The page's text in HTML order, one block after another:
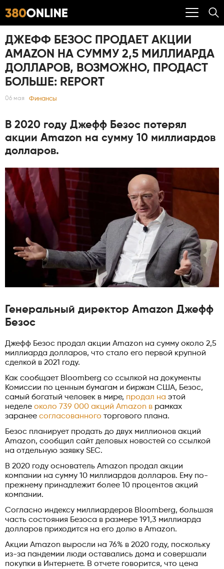
ДЖЕФФ БЕЗОС ПРОДАЕТ АКЦИИ
AMAZON НА СУММУ 2,5 МИЛЛИАРДА
ДОЛЛАРОВ, ВОЗМОЖНО, ПРОДАСТ
БОЛЬШЕ: REPORT
06 мая Финансы
В 2020 году Джефф Безос потерял
акции Amazon на сумму 10 миллиардов
долларов.
Генеральный директор Amazon Джефф
Безос
Джефф Безос продал акции Amazon на сумму около 2,5
миллиарда долларов, что стало его первой крупной
сделкой в ​​2021 году.
Как сообщает Bloomberg со ссылкой на документы
Комиссии по ценным бумагам и биржам США, Безос,
самый богатый человек в мире, продал на этой
неделе около 739 000 акций Amazon в рамках
заранее согласованного торгового плана.
Безос планирует продать до двух миллионов акций
Amazon, сообщил сайт деловых новостей со ссылкой
на отдельную заявку SEC.
В 2020 году основатель Amazon продал акции
компании на сумму 10 миллиардов долларов. Ему по-
прежнему принадлежит более 10 процентов акций
компании.
Согласно индексу миллиардеров Bloomberg, большая
часть состояния Безоса в размере 191,3 миллиарда
долларов приходится на его долю в Amazon.
Акции Amazon выросли на 76% в 2020 году, поскольку
из-за пандемии люди оставались дома и совершали
покупки в Интернете. В отчете говорится, что цена